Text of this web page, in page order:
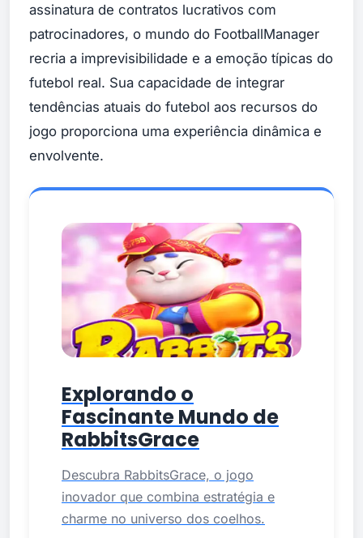
assinatura de contratos lucrativos com
patrocinadores, o mundo do FootballManager
recria a imprevisibilidade e a emoção típicas do
futebol real. Sua capacidade de integrar
tendências atuais do futebol aos recursos do
jogo proporciona uma experiência dinâmica e
envolvente.
Explorando o
Fascinante Mundo de
RabbitsGrace
Descubra RabbitsGrace, o jogo
inovador que combina estratégia e
charme no universo dos coelhos.